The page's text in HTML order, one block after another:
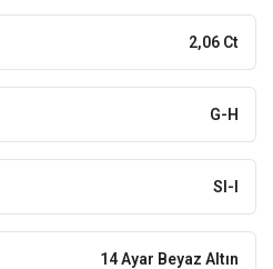
2,06 Ct
G-H
SI-I
14 Ayar Beyaz Altın